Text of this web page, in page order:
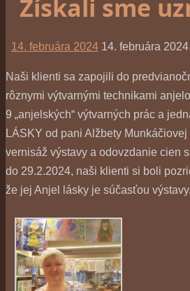
Získali sme
14. februára 2024 14. februára 2024
Naši klienti sa zapojili do
rôznymi výtvarnými technikami
9 „anjelských“ výtvarných prác a
LÁSKY od pani Alžbety
vernisáž výstavy a odovzdanie cien
do 29.2.2024, naši klienti si boli
že jej Anjel lásky je súčasťou výstavy.